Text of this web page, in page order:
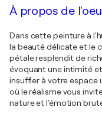
À propos de
Dans cette peinture à
la beauté délicate et le
pétale resplendit de
évoquant une intimité
insuffler à votre espace
où le réalisme vous
nature et l'émotion